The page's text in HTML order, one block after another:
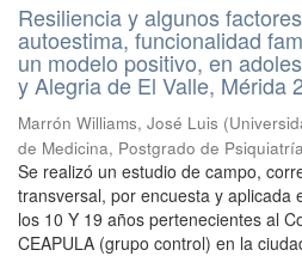
Resiliencia y algunos
autoestima, funcionalidad
un modelo positivo, en
y Alegria de El Valle, Mérida
Marrón Williams, José Luis (
de Medicina, Postgrado de
Se realizó un estudio de campo,
transversal, por encuesta y aplicada
los 10 Y 19 años pertenecientes al
CEAPULA (grupo control) en la